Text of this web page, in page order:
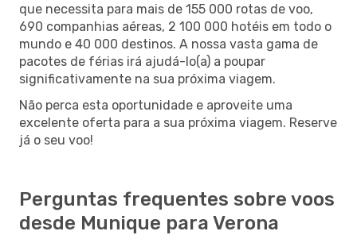
que necessita para mais de 155 000 rotas de voo,
690 companhias aéreas, 2 100 000 hotéis em todo o
mundo e 40 000 destinos. A nossa vasta gama de
pacotes de férias irá ajudá-lo(a) a poupar
significativamente na sua próxima viagem.
Não perca esta oportunidade e aproveite uma
excelente oferta para a sua próxima viagem. Reserve
já o seu voo!
Perguntas frequentes sobre voos
desde Munique para Verona